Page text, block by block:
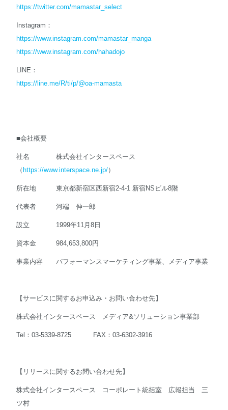
https://twitter.com/mamastar_select
Instagram：
https://www.instagram.com/mamastar_manga
https://www.instagram.com/hahadojo
LINE：
https://line.me/R/ti/p/@oa-mamasta
■会社概要
社名 株式会社インタースペース
（https://www.interspace.ne.jp/）
所在地 東京都新宿区西新宿2-4-1 新宿NSビル8階
代表者 河端 伸一郎
設立 1999年11月8日
資本金 984,653,800円
事業内容 パフォーマンスマーケティング事業、メディア事業
【サービスに関するお申込み・お問い合わせ先】
株式会社インタースペース メディア&ソリューション事業部
Tel：03-5339-8725 FAX：03-6302-3916
【リリースに関するお問い合わせ先】
株式会社インタースペース コーポレート統括室 広報担当 三
ツ村